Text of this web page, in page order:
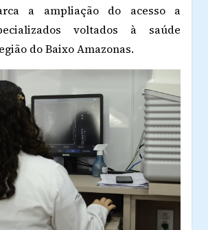
a ampliação do acesso a
voltados à saúde
do Baixo Amazonas.